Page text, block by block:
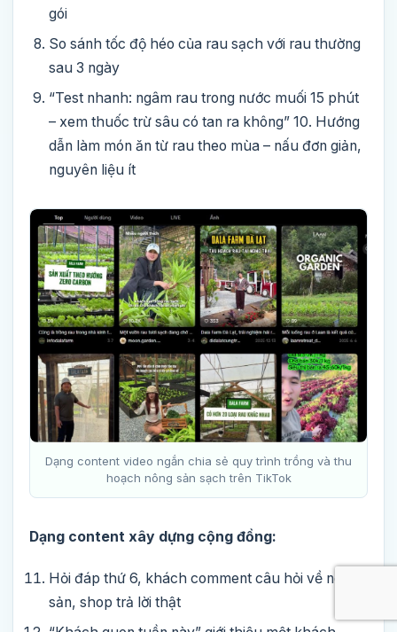
gói
So sánh tốc độ héo của rau sạch với rau thường
sau 3 ngày
“Test nhanh: ngâm rau trong nước muối 15 phút
– xem thuốc trừ sâu có tan ra không” 10. Hướng
dẫn làm món ăn từ rau theo mùa – nấu đơn giản,
nguyên liệu ít
Dạng content video ngắn chia sẻ quy trình trồng và thu
hoạch nông sản sạch trên TikTok
Dạng content xây dựng cộng đồng:
Hỏi đáp thứ 6, khách comment câu hỏi về nông
sản, shop trả lời thật